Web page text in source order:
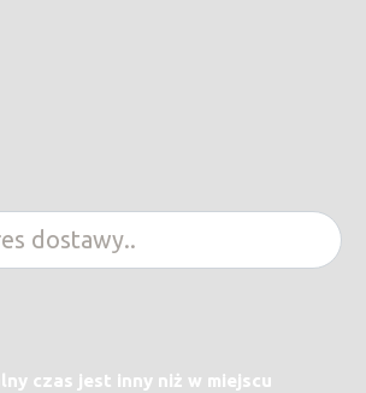
czas jest inny niż w miejscu